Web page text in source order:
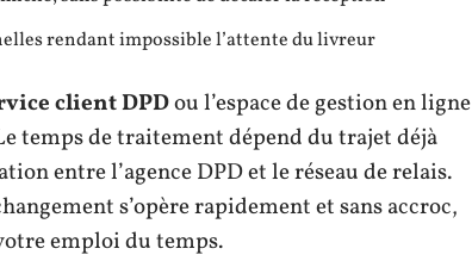
rendant impossible l’attente du livreur
client DPDou l’espace de gestion en ligne
temps de traitement dépend du trajet déjà
entre l’agence DPD et le réseau de relais.
s’opère rapidement et sans accroc,
emploi du temps.